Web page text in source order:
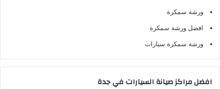
ورشة سمكرة
افضل ورشة سمكرة
ورشة سمكرة سيارات
افضل مراكز صيانة السيارات في جدة